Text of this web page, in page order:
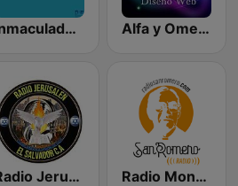
Inmaculada Radio Alfa y Omega HD
Radio Jerusalem Radio Monseñor Romero